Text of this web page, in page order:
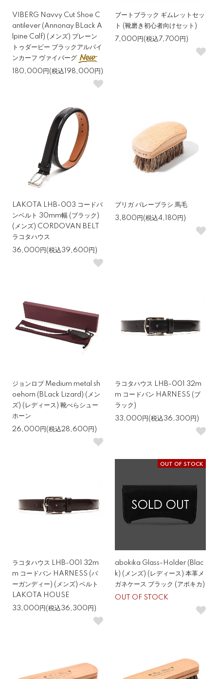
VIBERG Navvy Cut Shoe C
antilever (Annonay BLack A
lpine Calf) (メンズ) プレーン
トゥダービー ブラックアルパイ
ンカーフ ヴァイバーグ
180,000円(税込198,000円)
ブートブラック ギムレットセッ
ト (靴磨き初心者向けセット)
7,000円(税込7,700円)
LAKOTA LHB-003 コードバ
ンベルト 30mm幅 (ブラック)
(メンズ) CORDOVAN BELT
ラコタハウス
36,000円(税込39,600円)
ブリガ バレーブラシ 馬毛
3,800円(税込4,180円)
ジョンロブ Medium metal sh
oehorn (BLack Lizard) (メン
ズ) (レディース) 靴べらシュー
ホーン
26,000円(税込28,600円)
ラコタハウス LHB-001 32m
m コードバン HARNESS (ブ
ラック)
33,000円(税込36,300円)
ラコタハウス LHB-001 32m
m コードバン HARNESS (バ
ーガンディー) (メンズ) ベルト
LAKOTA HOUSE
33,000円(税込36,300円)
OUT OF STOCK
abokika Glass-Holder (Blac
k) (メンズ) (レディース) 本革メ
ガネケース ブラック (アボキカ)
OUT OF STOCK